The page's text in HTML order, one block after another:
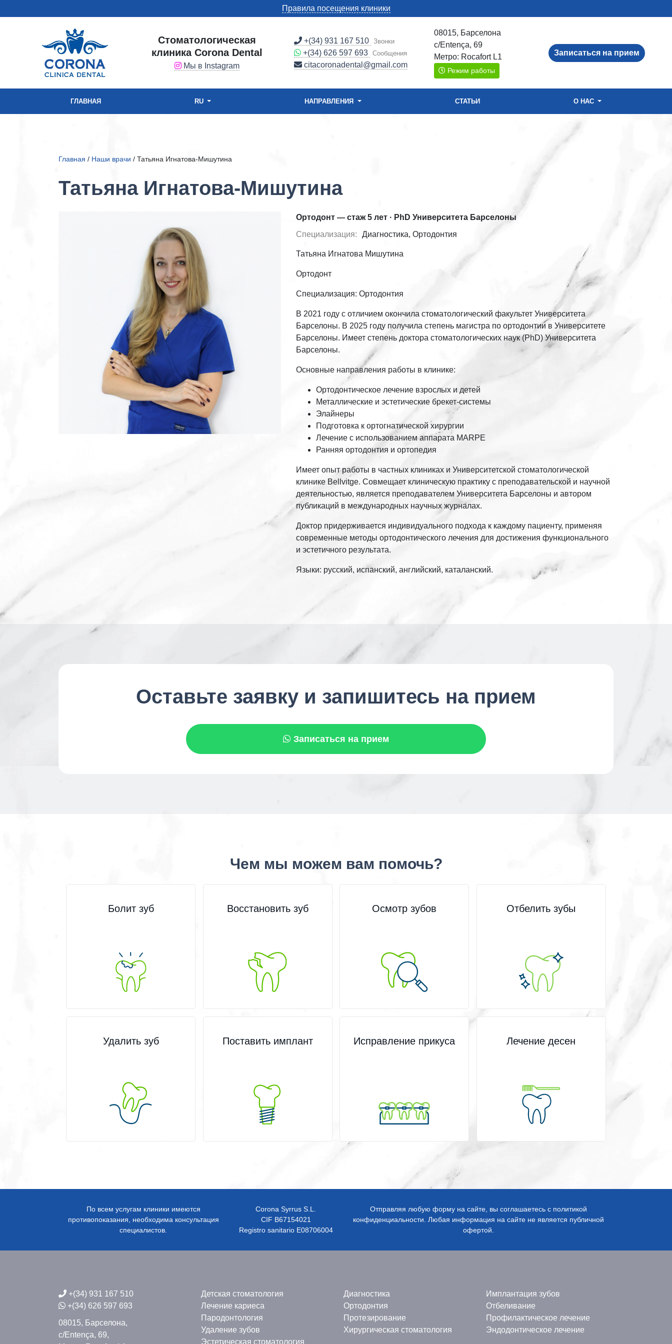
Правила посещения клиники
Стоматологическая
клиника Corona Dental
Мы в Instagram
+(34) 931 167 510 Звонки
+(34) 626 597 693 Сообщения
citacoronadental@gmail.com
08015, Барселона
c/Entença, 69
Метро: Rocafort L1
Режим работы
Записаться на прием
ГЛАВНАЯ RU НАПРАВЛЕНИЯ СТАТЬИ О НАС
Главная / Наши врачи / Татьяна Игнатова-Мишутина
Татьяна Игнатова-Мишутина
Ортодонт — стаж 5 лет · PhD Университета Барселоны
Специализация:
Диагностика, Ортодонтия
Татьяна Игнатова Мишутина
Ортодонт
Специализация: Ортодонтия
В 2021 году с отличием окончила стоматологический факультет Университета
Барселоны. В 2025 году получила степень магистра по ортодонтии в Университете
Барселоны. Имеет степень доктора стоматологических наук (PhD) Университета
Барселоны.
Основные направления работы в клинике:
Ортодонтическое лечение взрослых и детей
Металлические и эстетические брекет-системы
Элайнеры
Подготовка к ортогнатической хирургии
Лечение с использованием аппарата MARPE
Ранняя ортодонтия и ортопедия
Имеет опыт работы в частных клиниках и Университетской стоматологической
клинике Bellvitge. Совмещает клиническую практику с преподавательской и научной
деятельностью, является преподавателем Университета Барселоны и автором
публикаций в международных научных журналах.
Доктор придерживается индивидуального подхода к каждому пациенту, применяя
современные методы ортодонтического лечения для достижения функционального
и эстетичного результата.
Языки: русский, испанский, английский, каталанский.
Оставьте заявку и запишитесь на прием
Записаться на прием
Чем мы можем вам помочь?
Болит зуб Восстановить зуб Осмотр зубов Отбелить зубы
Удалить зуб Поставить имплант Исправление прикуса Лечение десен
По всем услугам клиники имеются
противопоказания, необходима консультация
специалистов.
Corona Syrrus S.L.
CIF B67154021
Registro sanitario E08706004
Отправляя любую форму на сайте, вы соглашаетесь с политикой
конфиденциальности. Любая информация на сайте не является публичной
офертой.
+(34) 931 167 510
+(34) 626 597 693
08015, Барселона,
c/Entença, 69,
Детская стоматология Диагностика
Имплантация зубов
Лечение кариеса
Ортодонтия
Отбеливание
Пародонтология
Протезирование
Профилактическое лечение
Удаление зубов
Хирургическая стоматология
Эндодонтическое лечение
Эстетическая стоматология